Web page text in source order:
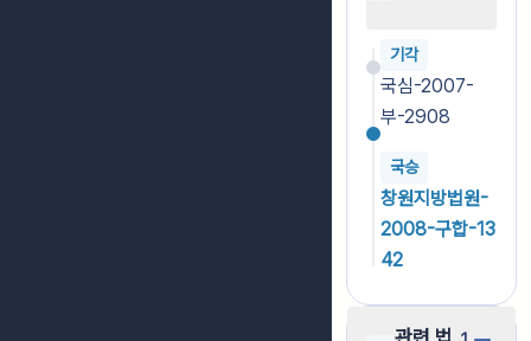
기각
국심-2007-
부-2908
국승
창원지방법원-
2008-구합-13
42